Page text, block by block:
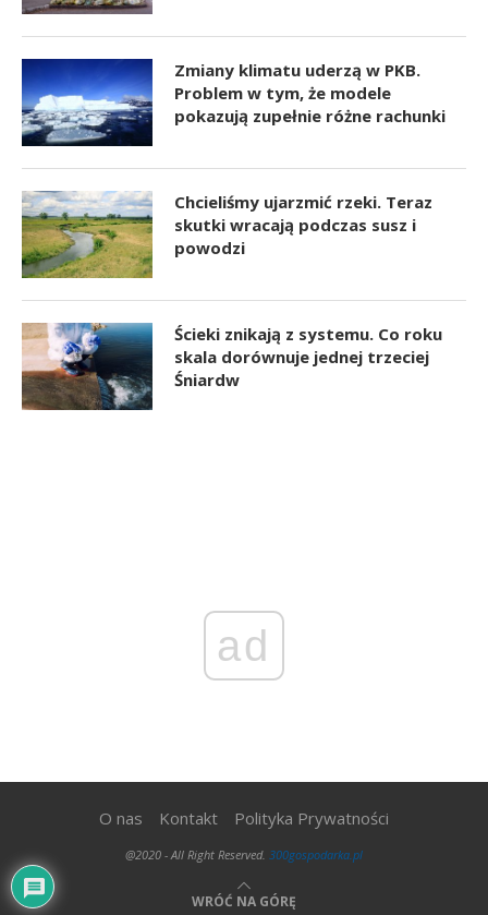
Zmiany klimatu uderzą w PKB.
Problem w tym, że modele
pokazują zupełnie różne rachunki
Chcieliśmy ujarzmić rzeki. Teraz
skutki wracają podczas susz i
powodzi
Ścieki znikają z systemu. Co roku
skala dorównuje jednej trzeciej
Śniardw
ad
O nas Kontakt Polityka Prywatności
@2020 - All Right Reserved. 300gospodarka.pl
WRÓĆ NA GÓRĘ